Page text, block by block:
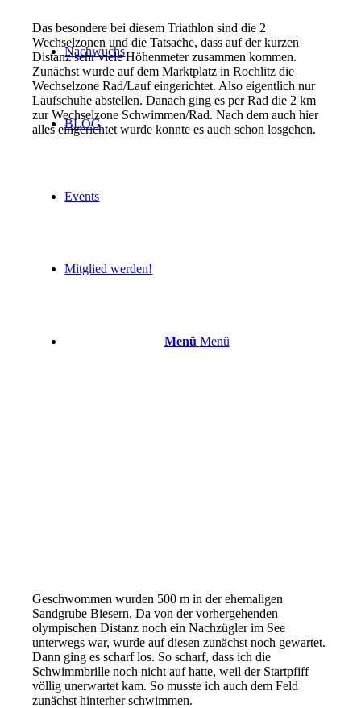
Nachwuchs
BLOG
Events
Mitglied werden!
Menü Menü
Das besondere bei diesem Triathlon sind die 2
Wechselzonen und die Tatsache, dass auf der kurzen
Distanz sehr viele Höhenmeter zusammen kommen.
Zunächst wurde auf dem Marktplatz in Rochlitz die
Wechselzone Rad/Lauf eingerichtet. Also eigentlich nur
Laufschuhe abstellen. Danach ging es per Rad die 2 km
zur Wechselzone Schwimmen/Rad. Nach dem auch hier
alles eingerichtet wurde konnte es auch schon losgehen.
Geschwommen wurden 500 m in der ehemaligen
Sandgrube Biesern. Da von der vorhergehenden
olympischen Distanz noch ein Nachzügler im See
unterwegs war, wurde auf diesen zunächst noch gewartet.
Dann ging es scharf los. So scharf, dass ich die
Schwimmbrille noch nicht auf hatte, weil der Startpfiff
völlig unerwartet kam. So musste ich auch dem Feld
zunächst hinterher schwimmen.